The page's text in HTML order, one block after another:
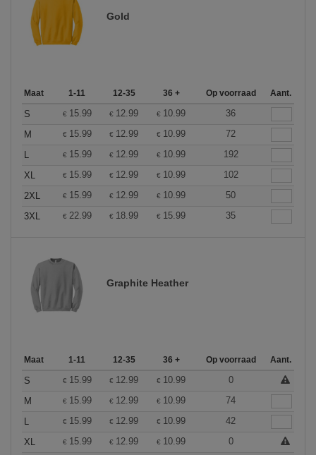
Gold
Maat 1-11 12-35 36 + Op voorraad Aant.
S € 15.99 € 12.99 € 10.99
36
M
€ 15.99 € 12.99 € 10.99
72
L
€ 15.99 € 12.99 € 10.99
192
XL
€ 15.99 € 12.99 € 10.99
102
2XL
€ 15.99 € 12.99 € 10.99
50
3XL
€ 22.99 € 18.99 € 15.99 35
Graphite Heather
Maat 1-11 12-35 36 + Op voorraad Aant.
S € 15.99 € 12.99 € 10.99
0
M
€ 15.99 € 12.99 € 10.99
74
L
€ 15.99 € 12.99 € 10.99
42
XL
€ 15.99 € 12.99 € 10.99
0